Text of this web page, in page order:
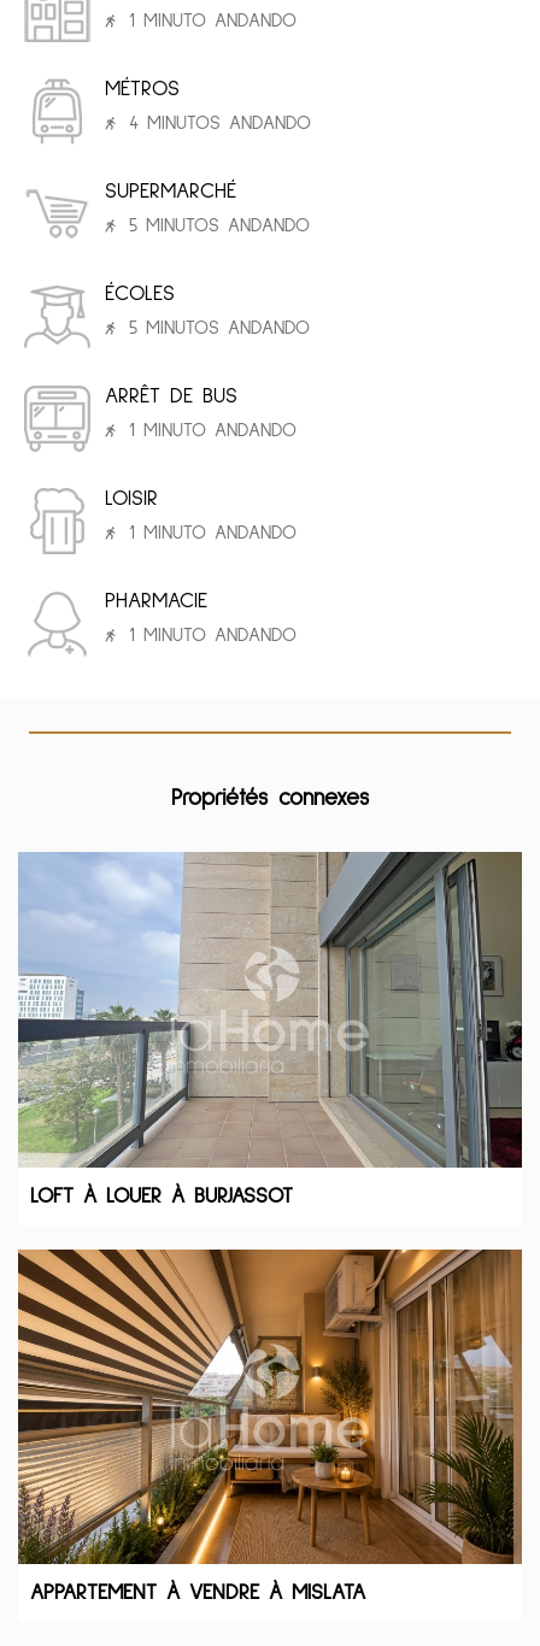
1 MINUTO ANDANDO
MÉTROS
4 MINUTOS ANDANDO
SUPERMARCHÉ
5 MINUTOS ANDANDO
ÉCOLES
5 MINUTOS ANDANDO
ARRÊT DE BUS
1 MINUTO ANDANDO
LOISIR
1 MINUTO ANDANDO
PHARMACIE
1 MINUTO ANDANDO
Propriétés connexes
LOFT À LOUER À BURJASSOT
APPARTEMENT À VENDRE À MISLATA